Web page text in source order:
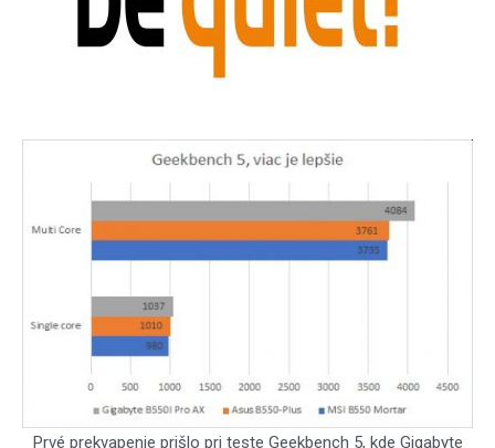
Prvé prekvapenie prišlo pri teste Geekbench 5, kde Gigabyte